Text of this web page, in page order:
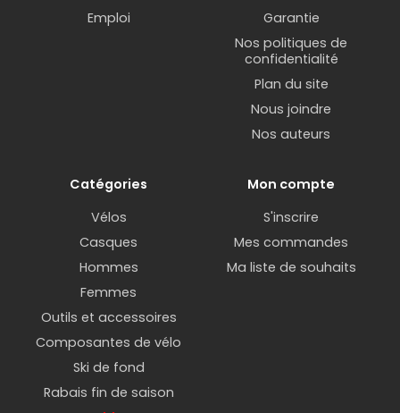
Emploi
Garantie
Nos politiques de
confidentialité
Plan du site
Nous joindre
Nos auteurs
Catégories
Vélos
Casques
Hommes
Femmes
Outils et accessoires
Composantes de vélo
Ski de fond
Rabais fin de saison
Mon compte
S'inscrire
Mes commandes
Ma liste de souhaits